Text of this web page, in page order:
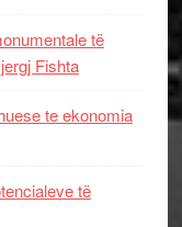
të
Fishta
te ekonomia
të